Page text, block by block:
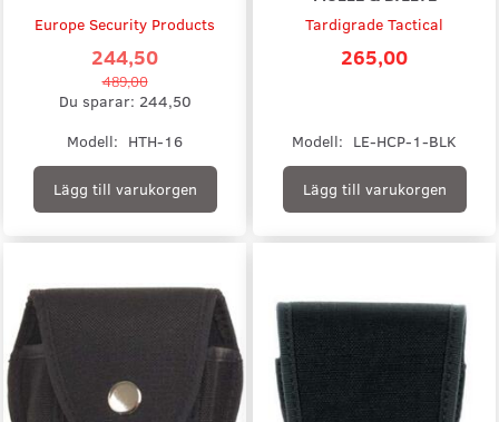
Europe Security Products
244,50
489,00
Du sparar: 244,50
Modell: HTH-16
Lägg till varukorgen
Tardigrade Tactical
265,00
Modell: LE-HCP-1-BLK
Lägg till varukorgen